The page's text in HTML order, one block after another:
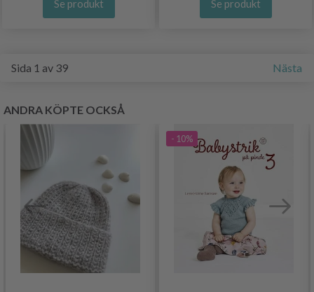
Se produkt Se produkt
Sida 1 av 39 Nästa
ANDRA KÖPTE OCKSÅ
- 10%